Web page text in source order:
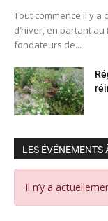
Tout commence il y a
d’hiver, en partant
fondateurs de...
LES ÉVÉNEMENTS
Il n’y a